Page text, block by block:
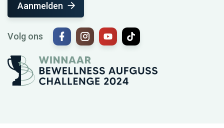
Aanmelden
Volg ons